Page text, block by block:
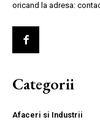
oricand la adresa:
Categorii
Afaceri si Industrii